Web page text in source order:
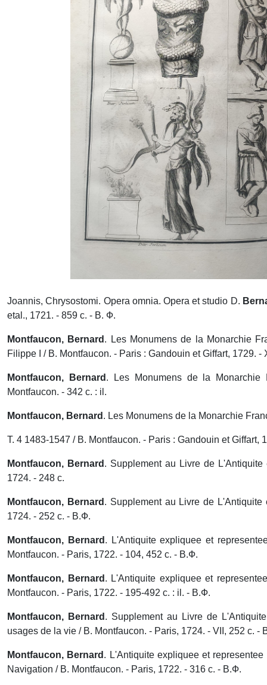
Joannis, Chrysostomi. Opera omnia. Opera et studio D.
etal., 1721. - 859 с. - В. Ф.
Montfaucon, Bernard .
Les Monumens de la Monarchie
Filippe I / B. Montfaucon. - Paris : Gandouin et Giffart, 1729.
Montfaucon, Bernard .
Les Monumens de la
Montfaucon. - 342 с. : il.
Montfaucon, Bernard . Les Monumens de la Monarchie
T. 4 1483-1547 / B. Montfaucon. - Paris : Gandouin et Giffart,
Montfaucon, Bernard . Supplement au Livre de
1724. - 248 с.
Montfaucon, Bernard . Supplement au Livre de L'Antiquite
1724. - 252 с. - В.Ф.
Montfaucon, Bernard .
L'Antiquite expliquee et
Montfaucon. - Paris, 1722. - 104, 452 с. - В.Ф.
Montfaucon, Bernard . L'Antiquite expliquee et
Montfaucon. - Paris, 1722. - 195-492 с. : il. - В.Ф.
Montfaucon, Bernard . Supplement au Livre de
usages de la vie / B. Montfaucon. - Paris, 1724. - VII, 252 с. -
Montfaucon, Bernard . L'Antiquite expliquee et representee
Navigation / B. Montfaucon. - Paris, 1722. - 316 с. - В.Ф.